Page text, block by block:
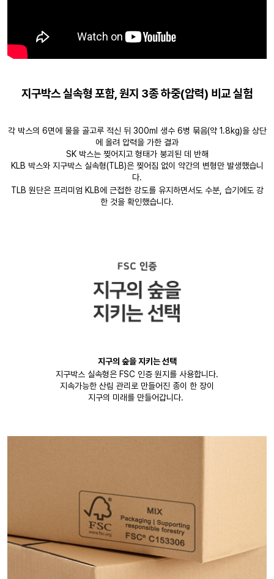
지구박스 실속형 포함, 원지 3종 하중(압력) 비교 실험
각 박스의 6면에 물을 골고루 적신 뒤 300ml 생수 6병 묶음(약 1.8kg)을 상단
에 올려 압력을 가한 결과
SK 박스는 찢어지고 형태가 붕괴된 데 반해
KLB 박스와 지구박스 실속형(TLB)은 찢어짐 없이 약간의 변형만 발생했습니
다.
TLB 원단은 프리미엄 KLB에 근접한 강도를 유지하면서도 수분, 습기에도 강
한 것을 확인했습니다.
지구의 숲을 지키는 선택
지구박스 실속형은 FSC 인증 원지를 사용합니다.
지속가능한 산림 관리로 만들어진 종이 한 장이
지구의 미래를 만들어갑니다.